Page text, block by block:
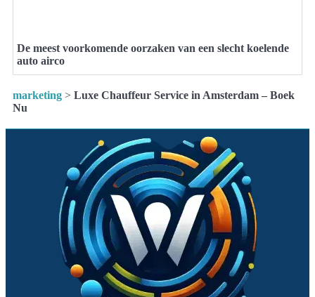
De meest voorkomende oorzaken van een slecht koelende
auto airco
marketing > Luxe Chauffeur Service in Amsterdam – Boek
Nu